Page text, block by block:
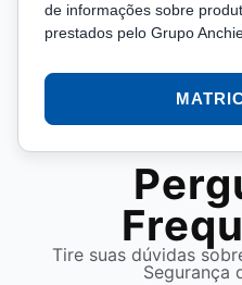
de informações sobre
prestados pelo Grupo
Tire suas dúvidas
Segurança